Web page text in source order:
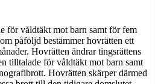
för våldtäkt mot barn samt för fem
påföljd bestämmer hovrätten ett
Hovrätten ändrar tingsrättens
tilltalade för våldtäkt mot barn samt
Hovrätten skärper därmed